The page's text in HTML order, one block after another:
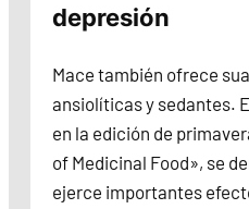
depresión
Mace también ofrece
ansiolíticas y sedantes.
en la edición de
of Medicinal Food», se
ejerce importantes